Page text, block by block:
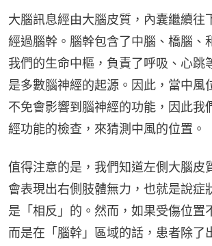
大腦訊息經由大腦皮質，內囊繼續往
經過腦幹。腦幹包含了中腦、橋腦、
我們的生命中樞，負責了呼吸、心跳
是多數腦神經的起源。因此，當中風
不免會影響到腦神經的功能，因此我
經功能的檢查，來猜測中風的位置。
值得注意的是，我們知道左側大腦皮
會表現出右側肢體無力，也就是說症
是「相反」的。然而，如果受傷位置
而是在「腦幹」區域的話，患者除了